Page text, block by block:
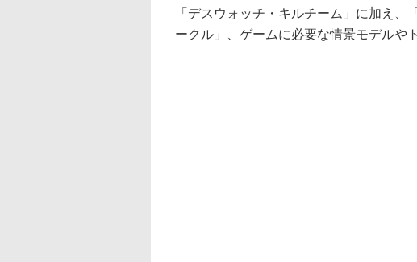
「デスウォッチ・キルチーム」に加え
ークル」、ゲームに必要な情景モデルや